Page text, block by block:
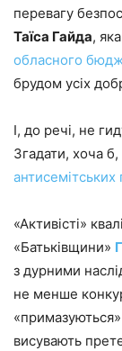
перевагу
Таїса Гайда, яка
обласного
брудом усіх
І, до речі, не
Згадати, хоча б,
антисемітських
«Активісті»
«Батьківщини»
з дурними
не менше
«примазуються»
висувають